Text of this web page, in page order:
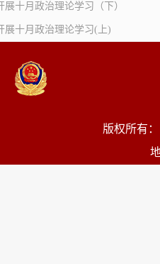
展十月政治理论学习（下）
展十月政治理论学习(上)
版权所有